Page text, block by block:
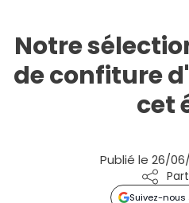
Notre
de confiture
cet
Publié le 26/06/
Suivez-nous